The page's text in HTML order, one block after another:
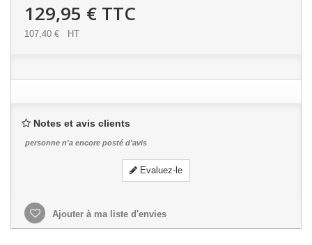
129,95 € TTC
107,40 € HT
Notes et avis clients
personne n'a encore posté d'avis
Evaluez-le
Ajouter à ma liste d'envies